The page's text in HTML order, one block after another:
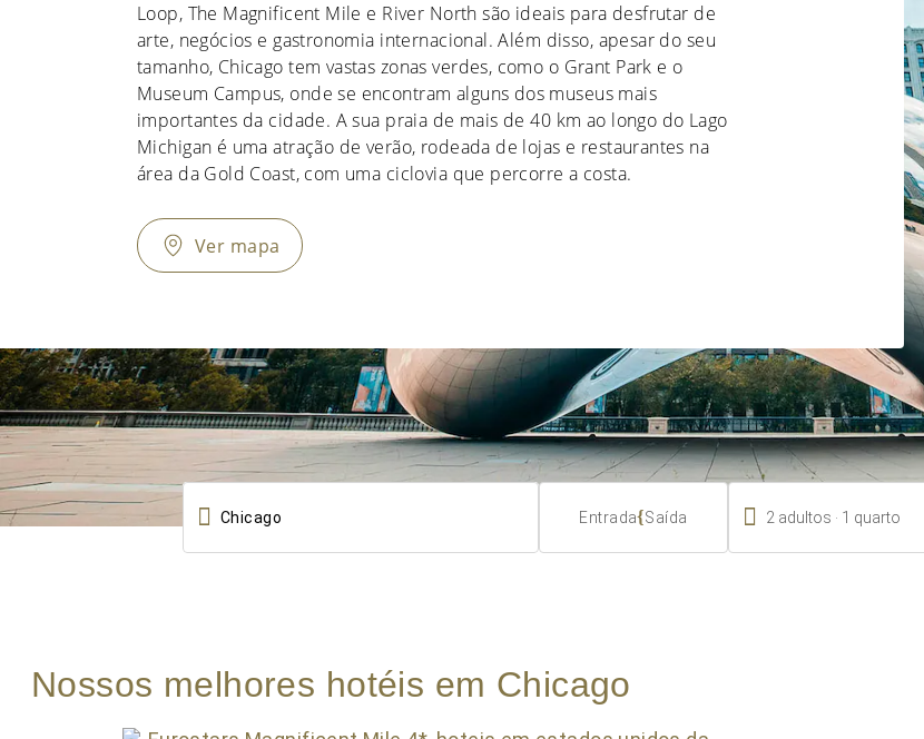
Loop, The Magnificent Mile e River North são ideais para desfrutar de
arte, negócios e gastronomia internacional. Além disso, apesar do seu
tamanho, Chicago tem vastas zonas verdes, como o Grant Park e o
Museum Campus, onde se encontram alguns dos museus mais
importantes da cidade. A sua praia de mais de 40 km ao longo do Lago
Michigan é uma atração de verão, rodeada de lojas e restaurantes na
área da Gold Coast, com uma ciclovia que percorre a costa.
Ver mapa
 Entrada{Saída  2 adultos 1 quarto
Nossos melhores hotéis em Chicago